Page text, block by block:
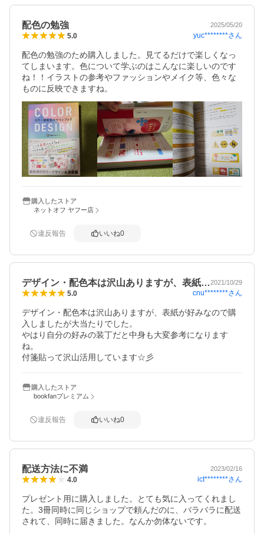
配色の勉強 2025/05/20
5.0 yuc********さん
配色の勉強のため購入しました。見てるだけで楽しくなっ
てしまいます。色について学ぶのはこんなに楽しいのです
ね！！イラストの参考やファッションやメイク等、色々な
購入したストア
ネットオフ ヤフー店
違反報告 いいね0
デザイン・配色本は沢山ありますが、表紙…2021/10/29
5.0 cnu********さん
デザイン・配色本は沢山ありますが、表紙が好みなので購
入しましたが大当たりでした。
やはり自分の好みの装丁だと中身も大変参考になります
ね。
付箋貼って沢山活用しています☆彡
購入したストア
bookfanプレミアム
違反報告 いいね0
配送方法に不満 2023/02/16
4.0 ict********さん
プレゼント用に購入しました。とても気に入ってくれまし
た。3冊同時に同じショップで頼んだのに、バラバラに配送
されて、同時に届きました。なんか勿体ないです。